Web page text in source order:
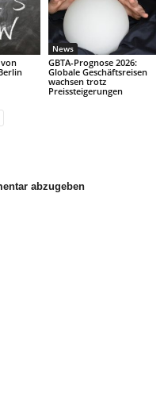
News
GBTA-Prognose 2026:
Globale Geschäftsreisen
wachsen trotz
Preissteigerungen
abzugeben